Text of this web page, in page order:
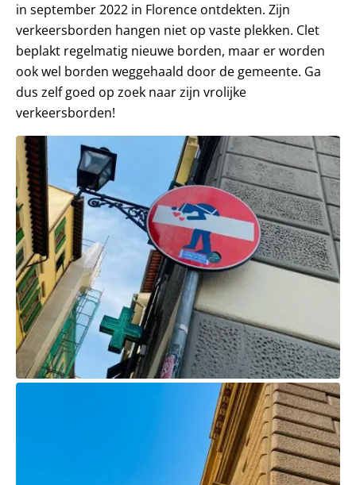
in september 2022 in Florence ontdekten. Zijn
verkeersborden hangen niet op vaste plekken. Clet
beplakt regelmatig nieuwe borden, maar er worden
ook wel borden weggehaald door de gemeente. Ga
dus zelf goed op zoek naar zijn vrolijke
verkeersborden!